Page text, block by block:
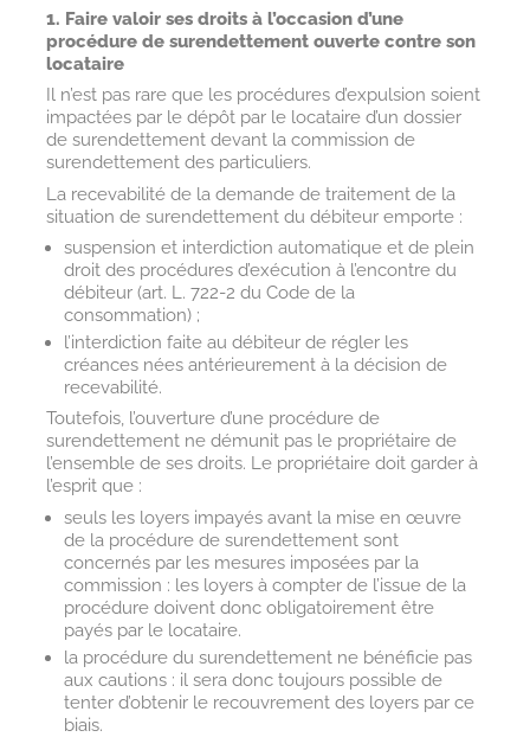
1. Faire valoir ses droits à l’occasion d’une
procédure de surendettement ouverte contre son
locataire
Il n’est pas rare que les procédures d’expulsion soient
impactées par le dépôt par le locataire d’un dossier
de surendettement devant la commission de
surendettement des particuliers.
La recevabilité de la demande de traitement de la
situation de surendettement du débiteur emporte :
suspension et interdiction automatique et de plein
droit des procédures d’exécution à l’encontre du
débiteur (art. L. 722-2 du Code de la
consommation) ;
l’interdiction faite au débiteur de régler les
créances nées antérieurement à la décision de
recevabilité.
Toutefois, l’ouverture d’une procédure de
surendettement ne démunit pas le propriétaire de
l’ensemble de ses droits. Le propriétaire doit garder à
l’esprit que :
seuls les loyers impayés avant la mise en œuvre
de la procédure de surendettement sont
concernés par les mesures imposées par la
commission : les loyers à compter de l’issue de la
procédure doivent donc obligatoirement être
payés par le locataire.
la procédure du surendettement ne bénéficie pas
aux cautions : il sera donc toujours possible de
tenter d’obtenir le recouvrement des loyers par ce
biais.